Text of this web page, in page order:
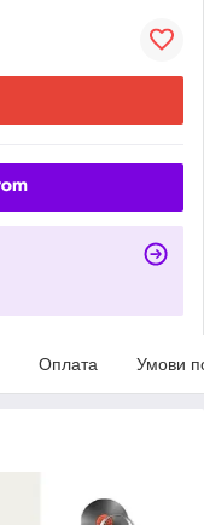
Оплата Умови